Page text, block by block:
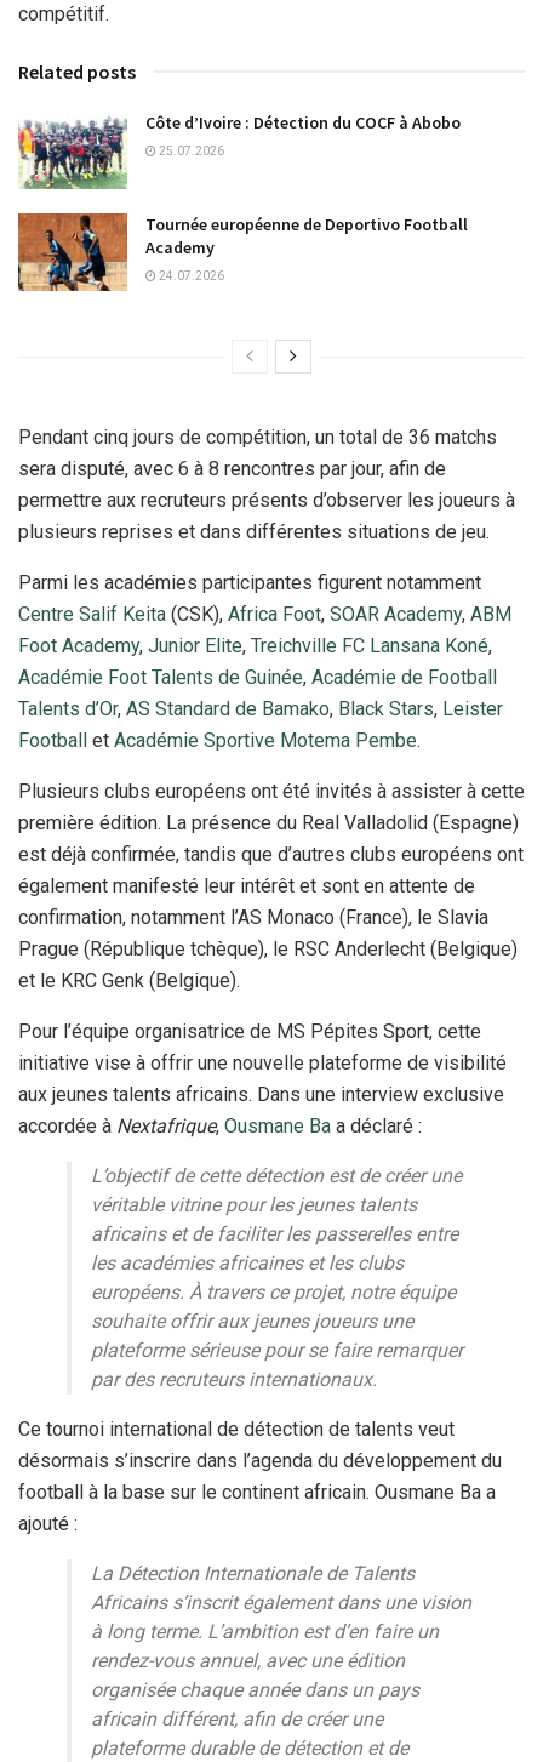
compétitif.
Related posts
Côte d’Ivoire : Détection du COCF à Abobo
25.07.2026
Tournée européenne de Deportivo Football
Academy
24.07.2026
Pendant cinq jours de compétition, un total de 36 matchs
sera disputé, avec 6 à 8 rencontres par jour, afin de
permettre aux recruteurs présents d’observer les joueurs à
plusieurs reprises et dans différentes situations de jeu.
Parmi les académies participantes figurent notamment
Centre Salif Keita (CSK), Africa Foot, SOAR Academy, ABM
Foot Academy, Junior Elite, Treichville FC Lansana Koné,
Académie Foot Talents de Guinée, Académie de Football
Talents d’Or, AS Standard de Bamako, Black Stars, Leister
Football
et Académie Sportive Motema Pembe.
Plusieurs clubs européens ont été invités à assister à cette
première édition. La présence du Real Valladolid (Espagne)
est déjà confirmée, tandis que d’autres clubs européens ont
également manifesté leur intérêt et sont en attente de
confirmation, notamment l’AS Monaco (France), le Slavia
Prague (République tchèque), le RSC Anderlecht (Belgique)
et le KRC Genk (Belgique).
Pour l’équipe organisatrice de MS Pépites Sport, cette
initiative vise à offrir une nouvelle plateforme de visibilité
aux jeunes talents africains. Dans une interview exclusive
accordée à Nextafrique, Ousmane Ba a déclaré :
L’objectif de cette détection est de créer une
véritable vitrine pour les jeunes talents
africains et de faciliter les passerelles entre
les académies africaines et les clubs
européens. À travers ce projet, notre équipe
souhaite offrir aux jeunes joueurs une
plateforme sérieuse pour se faire remarquer
par des recruteurs internationaux.
Ce tournoi international de détection de talents veut
désormais s’inscrire dans l’agenda du développement du
football à la base sur le continent africain. Ousmane Ba a
ajouté :
La Détection Internationale de Talents
Africains s’inscrit également dans une vision
à long terme. L’ambition est d’en faire un
rendez-vous annuel, avec une édition
organisée chaque année dans un pays
africain différent, afin de créer une
plateforme durable de détection et de